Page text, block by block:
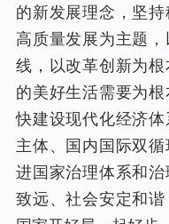
的新发展理念，坚
高质量发展为主题
线，以改革创新为
的美好生活需要为
快建设现代化经济
主体、国内国际双
进国家治理体系和
致远、社会安定和